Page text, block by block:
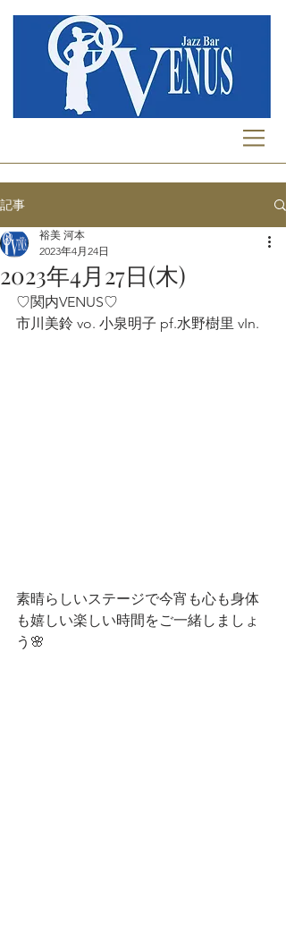
記事
2023年4月27日(木)
裕美 河本
2023年4月24日
♡関内VENUS♡
市川美鈴 vo. 小泉明子 pf.水野樹里 vIn.
素晴らしいステージで今宵も心も身体
も嬉しい楽しい時間をご一緒しましょ
う🌸